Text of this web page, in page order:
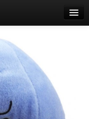
Connexion